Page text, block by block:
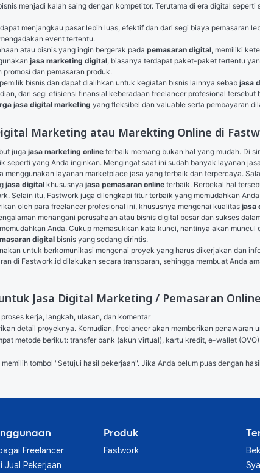
menjadi kalah saing dengan kompetitor. Terutama di era digital seperti
menjangkau pasar lebih luas, efektif dan dari segi biaya pemasaran
event tertentu.
atau bisnis yang ingin bergerak pada pemasaran digital, memiliki
jasa marketing digital, biasanya terdapat paket-paket tertentu
dan pemasaran produk.
bisnis dan dapat dialihkan untuk kegiatan bisnis lainnya sebab jasa
dari segi efisiensi finansial keberadaan freelancer profesional
jasa digital marketing yang fleksibel dan valuable serta pembayaran
Marketing atau Marekting Online di
juga jasa marketing online terbaik memang bukan hal yang mudah. Di
seperti yang Anda inginkan. Mengingat saat ini sudah banyak layanan
menggunakan layanan marketplace jasa yang terbaik dan terpercaya.
jasa digital khususnya jasa pemasaran online terbaik. Berbekal hal
Selain itu, Fastwork juga dilengkapi fitur terbaik yang memudahkan
oleh para freelancer profesional ini, khususnya mengenai kualitas jasa
menangani perusahaan atau bisnis digital besar dan sukses
Anda. Cukup memasukkan kata kunci, nantinya akan
digital bisnis yang sedang dirintis.
untuk berkomunikasi mengenai proyek yang harus dikerjakan dan
di Fastwork.id dilakukan secara transparan, sehingga membuat Anda
Jasa Digital Marketing / Pemasaran
kerja, langkah, ulasan, dan komentar
detail proyeknya. Kemudian, freelancer akan memberikan penawaran
metode berikut: transfer bank (akun virtual), kartu kredit, e-wallet
tombol "Setujui hasil pekerjaan". Jika Anda belum puas dengan
Freelancer
Jual Pekerjaan
Produk
Fastwork